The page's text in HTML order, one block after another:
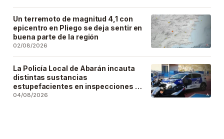
Un terremoto de magnitud 4,1 con
epicentro en Pliego se deja sentir en
buena parte de la región
02/08/2026
La Policía Local de Abarán incauta
distintas sustancias
estupefacientes en inspecciones a
locales públicos del municipio
04/08/2026